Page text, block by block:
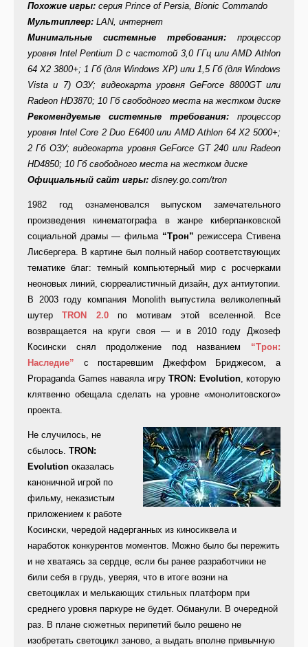
Похожие игры: серия Prince of Persia, Bionic Commando
Мультиплеер: LAN, интернет
Минимальные системные требования: процессор
уровня Intel Pentium D с частотой 3,0 ГГц или AMD Athlon
64 X2 3800+; 1 Гб (для Windows XP) или 1,5 Гб (для Windows
Vista и 7) ОЗУ; видеокарта уровня GeForce 8800GT или
Radeon HD3870; 10 Гб свободного места на жестком диске
Рекомендуемые системные требования: процессор
уровня Intel Core 2 Duo E6400 или AMD Athlon 64 X2 5000+;
2 Гб ОЗУ; видеокарта уровня GeForce GT 240 или Radeon
HD4850; 10 Гб свободного места на жестком диске
Официальный сайт игры: disney.go.com/tron
1982 год ознаменовался выпуском замечательного
произведения кинематографа в жанре киберпанковской
социальной драмы — фильма “Трон” режиссера Стивена
Лисбергера. В картине был полный набор соответствующих
тематике благ: темный компьютерный мир с росчерками
неоновых линий, сюрреалистичный дизайн, дух антиутопии.
В 2003 году компания Monolith выпустила великолепный
шутерTRON 2.0по мотивам этой вселенной. Все
возвращается на круги своя — и в 2010 году Джозеф
Косински снял продолжение под названием “Трон:
Наследие” с постаревшим Джеффом Бриджесом, а
Propaganda Games наваяла игру TRON: Evolution, которую
клятвенно обещала сделать на уровне «монолитовского»
проекта.
Не случилось, не
сбылось. TRON:
Evolution оказалась
каноничной игрой по
фильму, неказистым
приложением к работе
Косински, чередой надерганных из киносиквела и
наработок конкурентов моментов. Можно было бы пережить
и не хватаясь за сердце, если бы ранее разработчики не
били себя в грудь, уверяя, что в итоге возни на
светоциклах и мелькающих стильных платформ при
среднего уровня паркуре не будет. Обманули. В очередной
раз. В плане сюжетных перипетий было решено не
изобретать светоцикл заново, а выдать вполне привычную